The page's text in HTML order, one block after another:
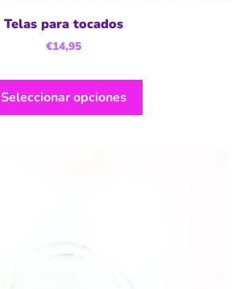
Telas para tocados
€14,95
Seleccionar opciones